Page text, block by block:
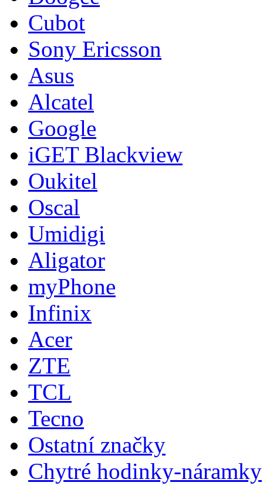
Cubot
Sony Ericsson
Asus
Alcatel
Google
iGET Blackview
Oukitel
Oscal
Umidigi
Aligator
myPhone
Infinix
Acer
ZTE
TCL
Tecno
Ostatní značky
Chytré hodinky-náramky